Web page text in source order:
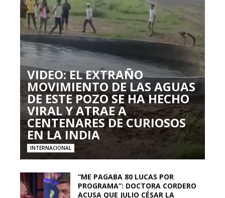
VIDEO: EL EXTRAÑO
MOVIMIENTO DE LAS AGUAS
DE ESTE POZO SE HA HECHO
VIRAL Y ATRAE A
CENTENARES DE CURIOSOS
EN LA INDIA
INTERNACIONAL
“ME PAGABA 80 LUCAS POR
PROGRAMA”: DOCTORA CORDERO
ACUSA QUE JULIO CÉSAR LA